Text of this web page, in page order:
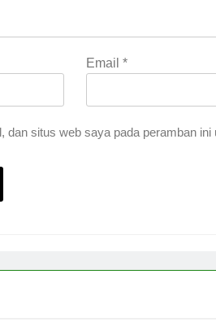
Email *
dan situs web saya pada peramban